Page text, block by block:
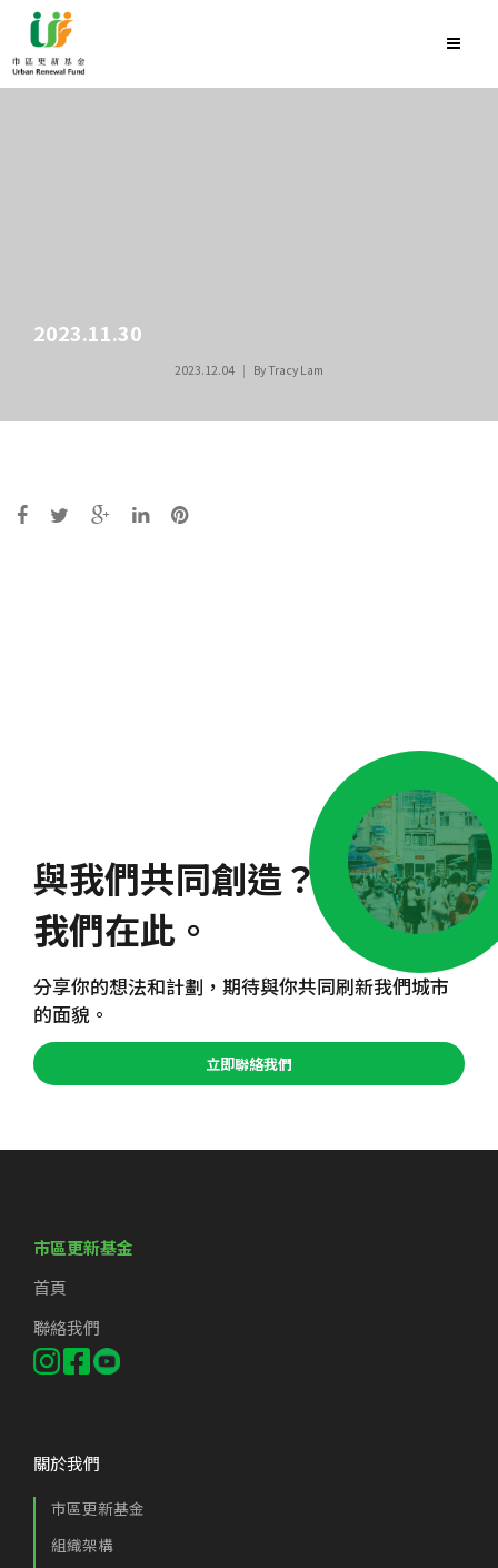
2023.11.30
2023.12.04 ByTracy Lam
與我們共同創造？
我們在此。
分享你的想法和計劃，期待與你共同刷新我們城市
的面貌。
立即聯絡我們
市區更新基金
首頁
聯絡我們
關於我們
市區更新基金
組織架構